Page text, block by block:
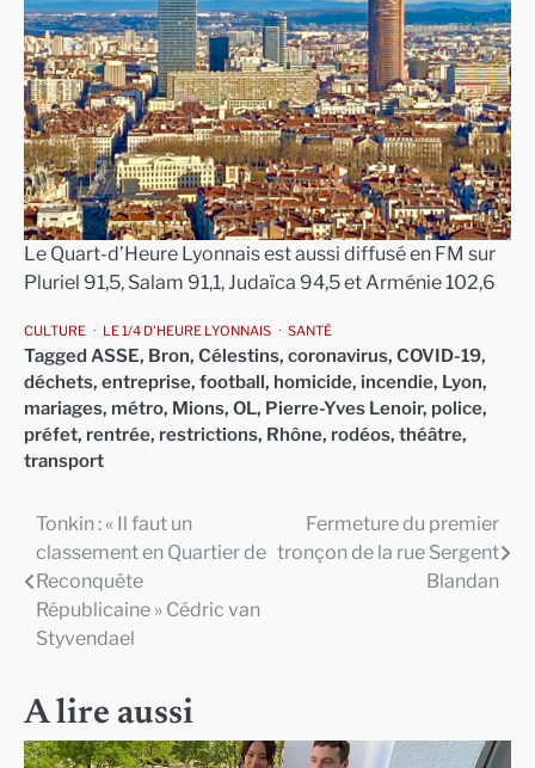
Le Quart-d’Heure Lyonnais est aussi diffusé en FM sur
Pluriel 91,5, Salam 91,1, Judaïca 94,5 et Arménie 102,6
CULTURE LE 1/4 D'HEURE LYONNAIS SANTÉ
Tagged ASSE, Bron, Célestins, coronavirus, COVID-19,
déchets, entreprise, football, homicide, incendie, Lyon,
mariages, métro, Mions, OL, Pierre-Yves Lenoir, police,
préfet, rentrée, restrictions, Rhône, rodéos, théâtre,
transport
Navigation
de
l’article
Tonkin : « Il faut un
classement en Quartier de
Reconquête
Républicaine » Cédric van
Styvendael
Fermeture du premier
tronçon de la rue Sergent
Blandan
A lire aussi